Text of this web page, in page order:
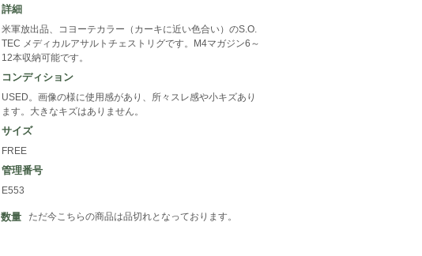
詳細
米軍放出品、コヨーテカラー（カーキに近い色合い）のS.O.
TEC メディカルアサルトチェストリグです。M4マガジン6～
12本収納可能です。
コンディション
USED。画像の様に使用感があり、所々スレ感や小キズあり
ます。大きなキズはありません。
サイズ
FREE
管理番号
E553
数量 ただ今こちらの商品は品切れとなっております。